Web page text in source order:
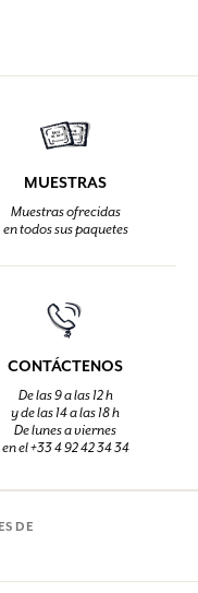
MUESTRAS
Muestras ofrecidas
en todos sus paquetes
CONTÁCTENOS
De las 9 a las 12 h
y de las 14 a las 18 h
De lunes a viernes
en el +33 4 92 42 34 34
DE